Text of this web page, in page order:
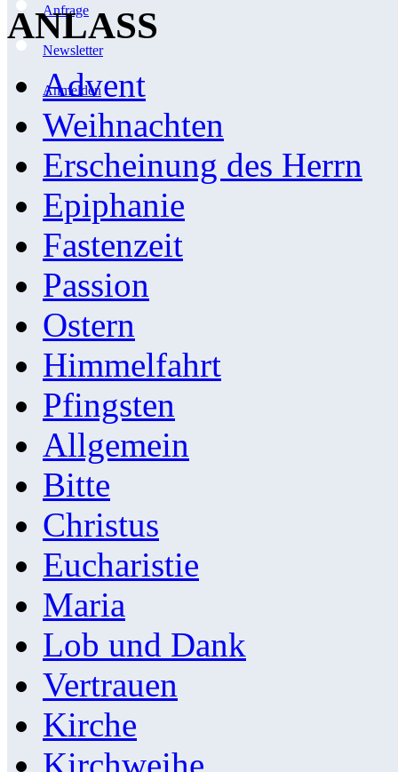
Anfrage
Newsletter
Anmelden
ANLASS
Advent
Weihnachten
Erscheinung des Herrn
Epiphanie
Fastenzeit
Passion
Ostern
Himmelfahrt
Pfingsten
Allgemein
Bitte
Christus
Eucharistie
Maria
Lob und Dank
Vertrauen
Kirche